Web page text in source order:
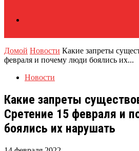
Домой Новости Какие запреты
февраля и почему люди боялись их...
Новости
Какие запреты
Сретение 15 февраля и
боялись их нарушать